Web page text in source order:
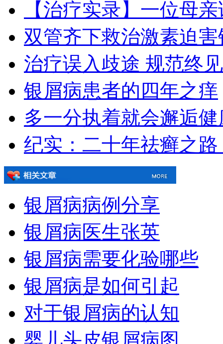
【治疗实录】一位母
双管齐下救治激素迫
治疗误入歧途 规范终
银屑病患者的四年之痒
多一分执着就会邂逅健
纪实：二十年祛癣之
银屑病病例分享
银屑病医生张英
银屑病需要化验哪些
银屑病是如何引起
对于银屑病的认知
婴儿头皮银屑病图